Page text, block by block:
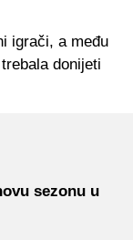
igrači, a među
donijeti
sezonu u